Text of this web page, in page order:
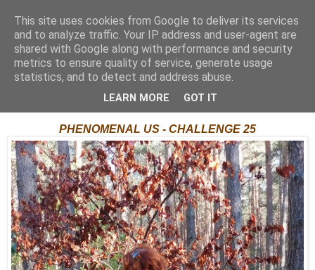
01 października 2018
Dziewczyny lubią brąz/ Girls Like Brown
PHENOMENAL US - CHALLENGE 25
This site uses cookies from Google to deliver its services
and to analyze traffic. Your IP address and user-agent are
shared with Google along with performance and security
metrics to ensure quality of service, generate usage
statistics, and to detect and address abuse.
LEARN MORE GOT IT